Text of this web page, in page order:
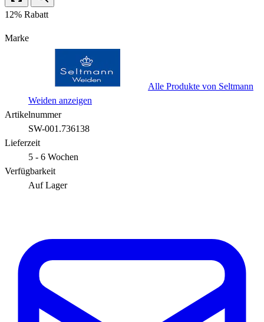
12% Rabatt
Marke
Alle Produkte von Seltmann
Weiden anzeigen
Artikelnummer
SW-001.736138
Lieferzeit
5 - 6 Wochen
Verfügbarkeit
Auf Lager